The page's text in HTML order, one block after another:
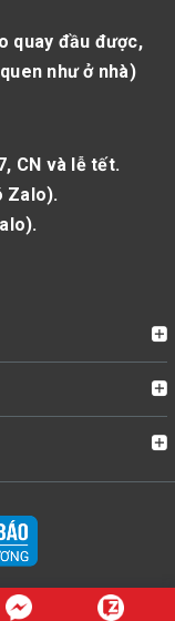
quay đầu được,
như ở nhà)
CN và lễ tết.
Zalo).
).
Mỹ Chính Hãng |